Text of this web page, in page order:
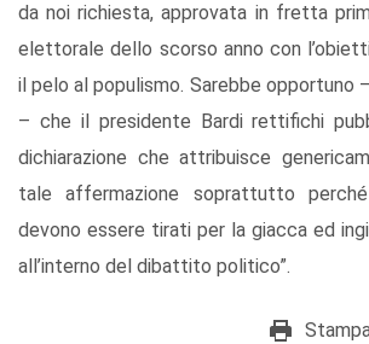
da noi richiesta, approvata in fretta
elettorale dello scorso anno con
il pelo al populismo. Sarebbe opportuno
– che il presidente Bardi rettifichi
dichiarazione che attribuisce
tale affermazione soprattutto
devono essere tirati per la giacca ed
all’interno del dibattito politico”.